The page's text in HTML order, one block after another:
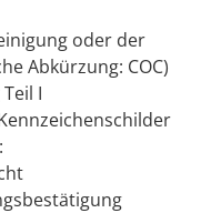
oder der
Abkürzung: COC)
I